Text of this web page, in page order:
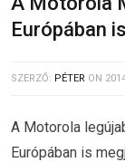
Európában
SZERZŐ: PÉTER ON
A Motorola
Európában is